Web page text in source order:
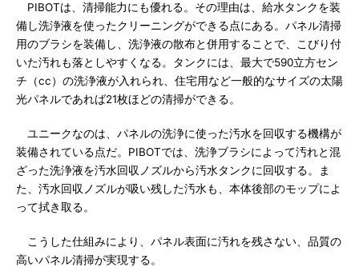
PIBOTは、清掃能力にも優れる。その理由は、給水タンクを装
備し洗浄液を使ったクリーニングができる点にある。パネル清掃
用のブラシを装備し、洗浄液の散布と併用することで、こびり付
いた汚れも落としやすくなる。タンクには、最大で590立方セン
チ（cc）の洗浄液が入れられ、住宅用など一般的なサイズの太陽
光パネルであれば21枚ほどの清掃ができる。
ユニークなのは、パネルの洗浄に使った汚水を回収する機構が
装備されている点だ。PIBOTでは、洗浄ブラシによって汚れと混
ざった洗浄液を汚水回収ノズルから汚水タンクに回収する。ま
た、汚水回収ノズルが吸い残した汚水も、本体後部のモップによ
って拭き取る。
こうした仕組みにより、パネル表面に汚れを残さない、品質の
高いパネル清掃が実現する。